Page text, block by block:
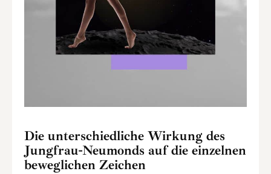
Die unterschiedliche Wirkung des
Jungfrau-Neumonds auf die einzelnen
beweglichen Zeichen